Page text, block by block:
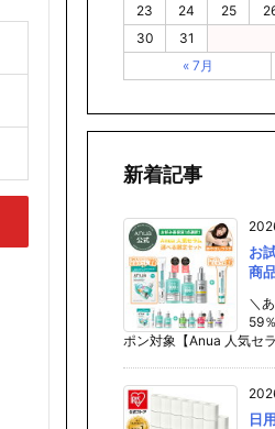
23
24 25
30
31
« 7月
新着記事
お
商
＼
59
ポン対象【Anua 人気セ
日